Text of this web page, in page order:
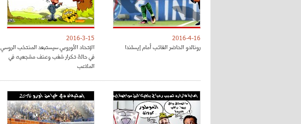
2016-4-16
رونالدو الحاضر الغائب أمام إيسلندا
2016-3-15
الإتحاد الأوروبي سيستبعد المنتخب الروسي
في حالة تكرار شغب وعنف مشجعيه في
الملاعب